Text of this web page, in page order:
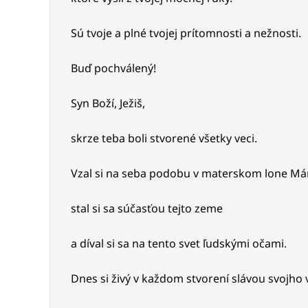
Sú tvoje a plné tvojej prítomnosti a nežnosti.
Buď pochválený!
Syn Boží, Ježiš,
skrze teba boli stvorené všetky veci.
Vzal si na seba podobu v materskom lone
stal si sa súčasťou tejto zeme
a díval si sa na tento svet ľudskými očami.
Dnes si živý v každom stvorení slávou svojho